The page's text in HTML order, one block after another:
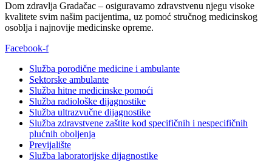
Dom zdravlja Gradačac – osiguravamo zdravstvenu njegu visoke
kvalitete svim našim pacijentima, uz pomoć stručnog medicinskog
osoblja i najnovije medicinske opreme.
Facebook-f
Služba porodične medicine i ambulante
Sektorske ambulante
Služba hitne medicinske pomoći
Služba radiološke dijagnostike
Služba ultrazvučne dijagnostike
Služba zdravstvene zaštite kod specifičnih i nespecifičnih
plućnih oboljenja
Previjalište
Služba laboratorijske dijagnostike